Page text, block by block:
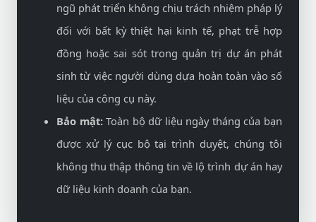
ngũ phát triển không chịu trách nhiệm pháp lý
đối với bất kỳ thiệt hại kinh tế, phạt trễ hợp
đồng hoặc sai sót trong quản trị dự án phát
sinh từ việc người dùng dựa hoàn toàn vào số
liệu của công cụ này.
Bảo mật:Toàn bộ dữ liệu ngày tháng của bạn
được xử lý cục bộ tại trình duyệt, chúng tôi
không thu thập thông tin về lộ trình dự án hay
dữ liệu kinh doanh của bạn.